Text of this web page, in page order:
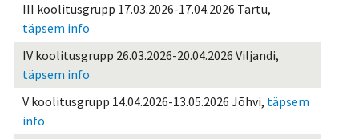
III koolitusgrupp 17.03.2026-17.04.2026 Tartu,
täpsem info
IV koolitusgrupp 26.03.2026-20.04.2026 Viljandi,
täpsem info
V koolitusgrupp 14.04.2026-13.05.2026 Jõhvi, täpsem
info